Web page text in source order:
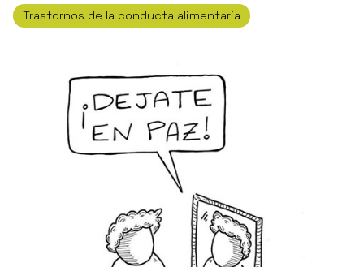
Trastornos de la conducta alimentaria